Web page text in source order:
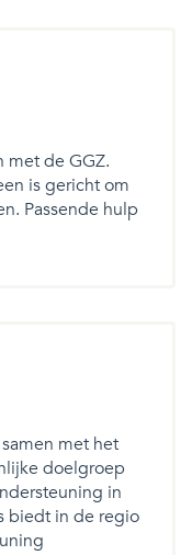
met de GGZ.
is gericht om
Passende hulp
met het
doelgroep
in
biedt in de regio